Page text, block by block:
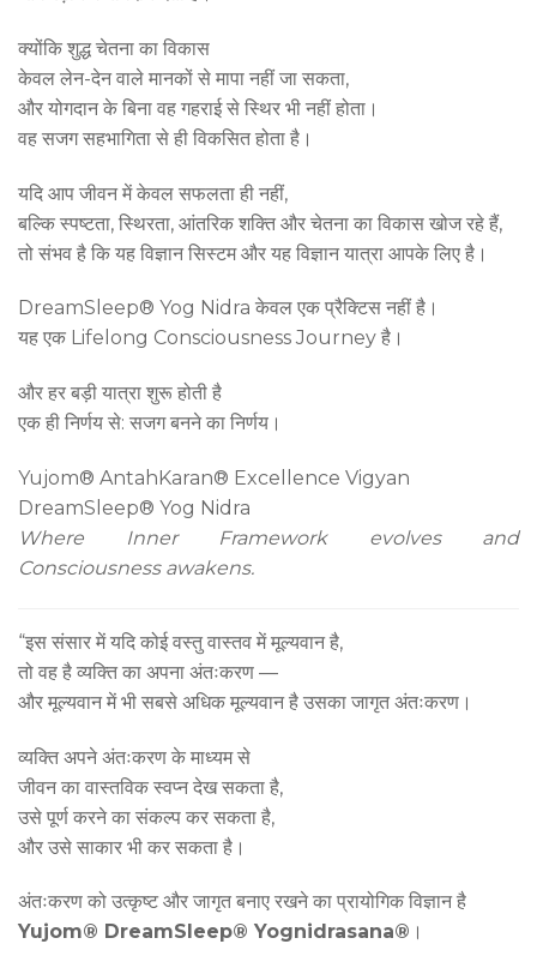
क्योंकि शुद्ध चेतना का विकास
केवल लेन-देन वाले मानकों से मापा नहीं जा सकता,
और योगदान के बिना वह गहराई से स्थिर भी नहीं होता।
वह सजग सहभागिता से ही विकसित होता है।
यदि आप जीवन में केवल सफलता ही नहीं,
बल्कि स्पष्टता, स्थिरता, आंतरिक शक्ति और चेतना का विकास खोज रहे हैं,
तो संभव है कि यह विज्ञान सिस्टम और यह विज्ञान यात्रा आपके लिए है।
DreamSleep® Yog Nidra केवल एक प्रैक्टिस नहीं है।
यह एक Lifelong Consciousness Journey है।
और हर बड़ी यात्रा शुरू होती है
एक ही निर्णय से: सजग बनने का निर्णय।
Yujom® AntahKaran® Excellence Vigyan
DreamSleep® Yog Nidra
Where Inner Framework evolves and
Consciousness awakens.
“इस संसार में यदि कोई वस्तु वास्तव में मूल्यवान है,
तो वह है व्यक्ति का अपना अंतःकरण —
और मूल्यवान में भी सबसे अधिक मूल्यवान है उसका जागृत अंतःकरण।
व्यक्ति अपने अंतःकरण के माध्यम से
जीवन का वास्तविक स्वप्न देख सकता है,
उसे पूर्ण करने का संकल्प कर सकता है,
और उसे साकार भी कर सकता है।
अंतःकरण को उत्कृष्ट और जागृत बनाए रखने का प्रायोगिक विज्ञान है
Yujom® DreamSleep® Yognidrasana® ।